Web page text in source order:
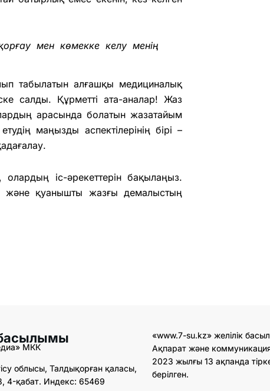
мен көмекке келу менің
табылатын алғашқы медициналық
салды. Құрметті ата-аналар! Жаз
арасында болатын жазатайым
маңызды аспектілерінің бірі –
олардың іс-әрекеттерін бақылаңыз.
және қуанышты жазғы демалыстың
МКК
облысы, Талдықорған қаласы,
4-қабат. Индекс: 65469
«www.7-su.kz» желілік
Ақпарат және коммуникация
2023 жылғы 13 ақпанда
берілген.